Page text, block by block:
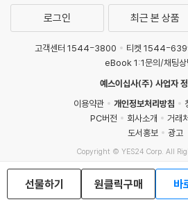
선물하기 원클릭구매 바
로그인 최근 본 상품
고객센터 1544-3800 티켓 1544-
eBook 1:1문의/채팅상
예스이십사(주) 사업자
이용약관
개인정보처리방침
PC버전
회사소개
거래
도서홍보
광고
Copyright © YES24 Corp. All